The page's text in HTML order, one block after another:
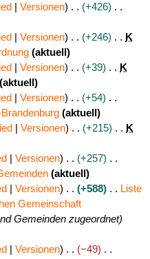
Versionen
+426
Versionen +246
K
aktuell
Versionen +39
K
aktuell
Versionen
+54
aktuell
Versionen +215
K
Versionen
+257
aktuell
Versionen +588
Liste
Gemeinschaft
Gemeinden zugeordnet
Versionen
−49